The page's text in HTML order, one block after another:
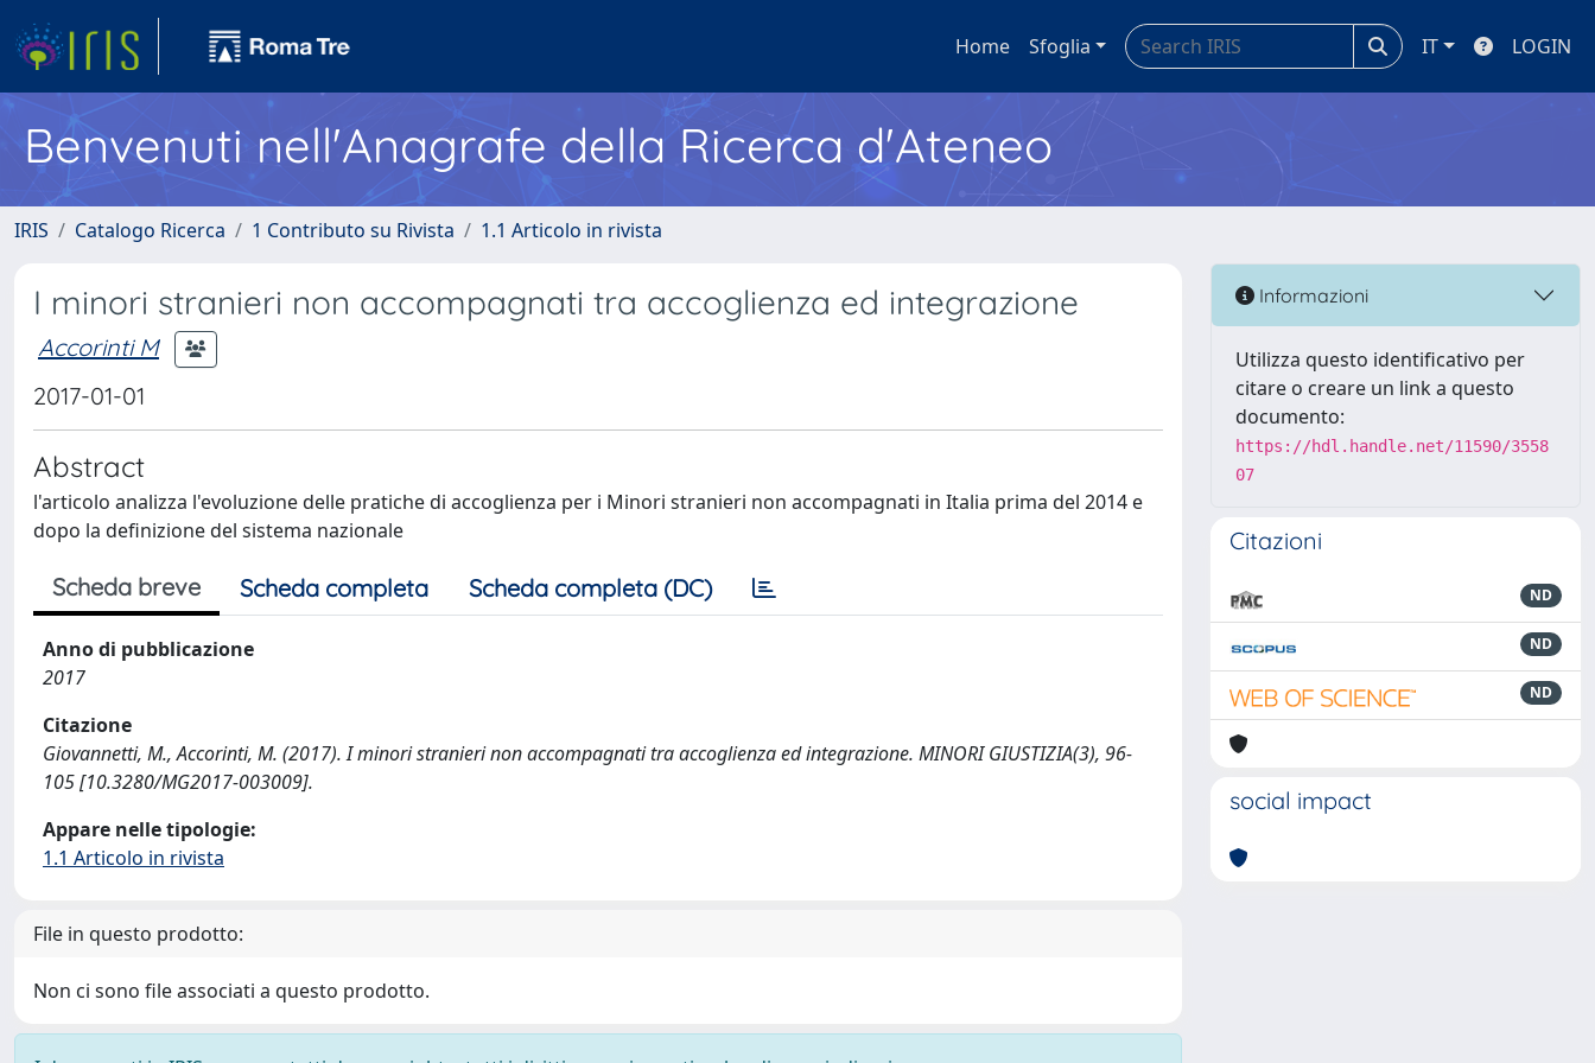
Home Sfoglia IT LOGIN
Benvenuti nell'Anagrafe della Ricerca d'Ateneo
IRIS Catalogo Ricerca 1 Contributo su Rivista 1.1 Articolo in rivista
I minori stranieri non accompagnati tra accoglienza ed integrazione
Accorinti M
2017-01-01
Abstract
l'articolo analizza l'evoluzione delle pratiche di accoglienza per i Minori stranieri non accompagnati in Italia prima del 2014 e
dopo la definizione del sistema nazionale
Scheda breve Scheda completa Scheda completa (DC)
Anno di pubblicazione
2017
Citazione
Giovannetti, M., Accorinti, M. (2017). I minori stranieri non accompagnati tra accoglienza ed integrazione. MINORI GIUSTIZIA(3), 96-
105 [10.3280/MG2017-003009].
Appare nelle tipologie:
1.1 Articolo in rivista
File in questo prodotto:
Non ci sono file associati a questo prodotto.
Informazioni
Utilizza questo identificativo per
citare o creare un link a questo
documento:
https://hdl.handle.net/11590/3558
07
Citazioni
ND
ND
ND
social impact